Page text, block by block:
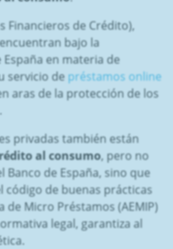
Financieros de Crédito),
bajo la
en materia de
servicio depréstamos online
aras de la protección de los
privadas también están
al consumo, pero no
Banco de España, sino que
código de buenas prácticas
de Micro Préstamos (AEMIP)
legal, garantiza al